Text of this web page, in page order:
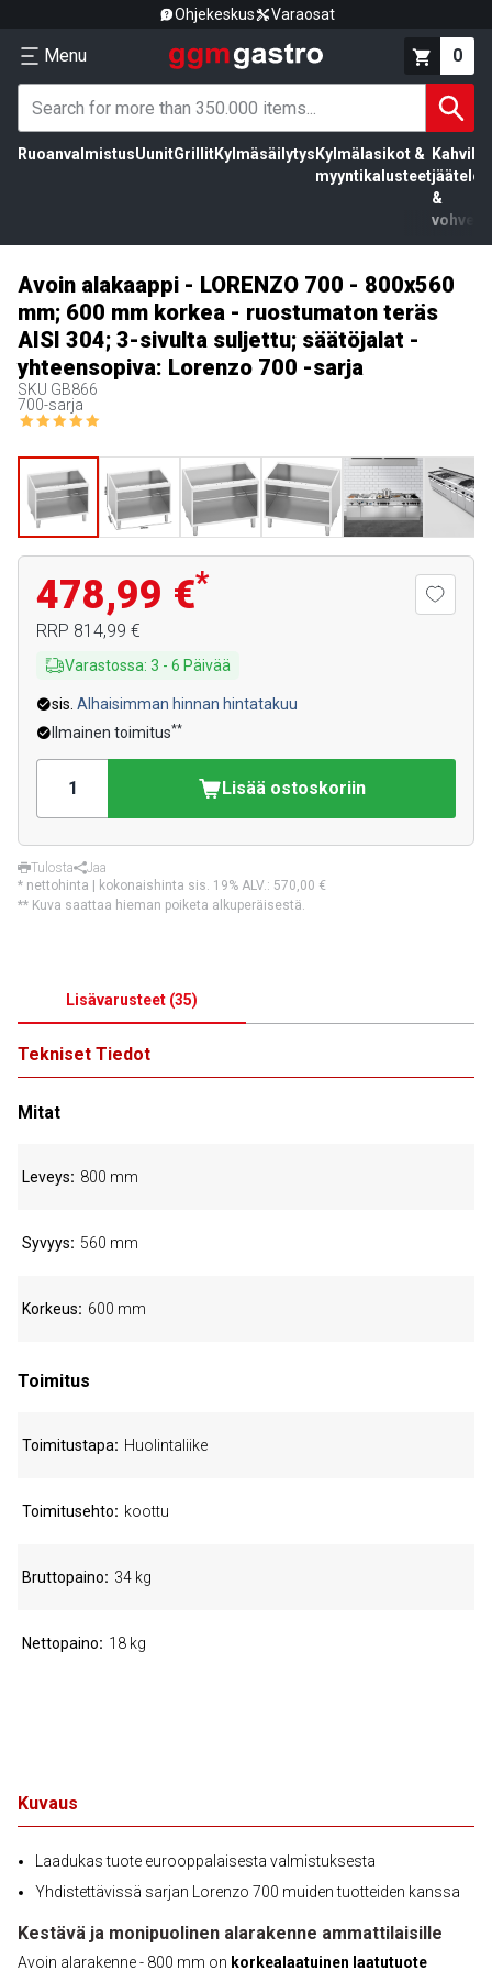
Ohjekeskus Varaosat
Menu 0
RuoanvalmistusUunitGrillitKylmäsäilytys Kylmälasikot &
myyntikalusteet
Kahvila,
jäätelö
&
vohvelit
Avoin alakaappi - LORENZO 700 - 800x560
mm; 600 mm korkea - ruostumaton teräs
AISI 304; 3-sivulta suljettu; säätöjalat -
yhteensopiva: Lorenzo 700 -sarja
SKU GB866
700-sarja
478,99 €*
RRP 814,99 €
Varastossa: 3 - 6 Päivää
sis. Alhaisimman hinnan hintatakuu
Ilmainen toimitus**
Lisää ostoskoriin
Tulosta
Jaa
* nettohinta | kokonaishinta sis. 19% ALV.: 570,00 €
** Kuva saattaa hieman poiketa alkuperäisestä.
Lisävarusteet (35)
Kuvaus
Laadukas tuote eurooppalaisesta valmistuksesta
Yhdistettävissä sarjan Lorenzo 700 muiden tuotteiden kanssa
Kestävä ja monipuolinen alarakenne ammattilaisille
Avoin alarakenne - 800 mm on korkealaatuinen laatutuote
Tekniset Tiedot
Mitat
Leveys 800 mm
Syvyys 560 mm
Korkeus 600 mm
Toimitus
Toimitustapa Huolintaliike
Toimitusehto koottu
Bruttopaino 34 kg
Nettopaino 18 kg